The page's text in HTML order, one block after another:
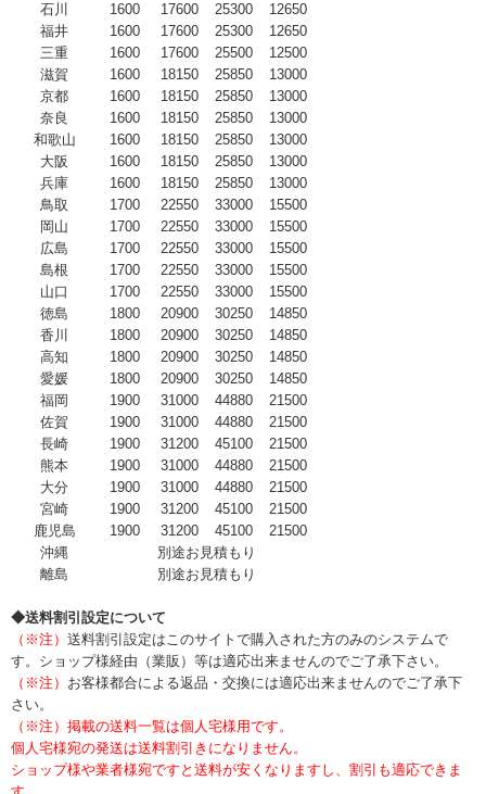
石川
1600 17600 25300
12650
福井
1600 17600 25300
12650
三重
1600 17600 25500
12500
滋賀
1600 18150 25850
13000
京都
1600 18150 25850
13000
奈良
1600 18150 25850
13000
和歌山
1600 18150 25850
13000
大阪
1600 18150 25850
13000
兵庫
1600 18150 25850
13000
鳥取
1700 22550 33000
15500
岡山
1700 22550 33000
15500
広島
1700 22550 33000
15500
島根
1700 22550 33000
15500
山口
1700 22550 33000
15500
徳島
1800 20900 30250
14850
香川
1800 20900 30250
14850
高知
1800 20900 30250
14850
愛媛
1800 20900 30250
14850
福岡
1900 31000 44880
21500
佐賀
1900 31000 44880
21500
長崎
1900 31200 45100
21500
熊本
1900 31000 44880
21500
大分
1900 31000 44880
21500
宮崎
1900 31200 45100
21500
鹿児島
1900 31200 45100
21500
沖縄
別途お見積もり
離島
別途お見積もり
◆送料割引設定について
（※注） 送料割引設定はこのサイトで購入された方のみのシステムで
す。ショップ様経由（業販）等は適応出来ませんのでご了承下さい。
（※注） お客様都合による返品・交換には適応出来ませんのでご了承下
さい。
（※注）掲載の送料一覧は個人宅様用です。
個人宅様宛の発送は送料割引きになりません。
ショップ様や業者様宛ですと送料が安くなりますし、割引も適応できま